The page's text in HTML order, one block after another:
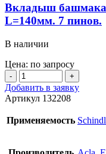
Вкладыш
L=140мм. 7 пинов.
В наличии
Цена: по запросу
Количество
товара
Вкладыш
башмака
лифта.
Направляющая
L=140мм.
Добавить в заявку
Артикул 132208
Применяемость